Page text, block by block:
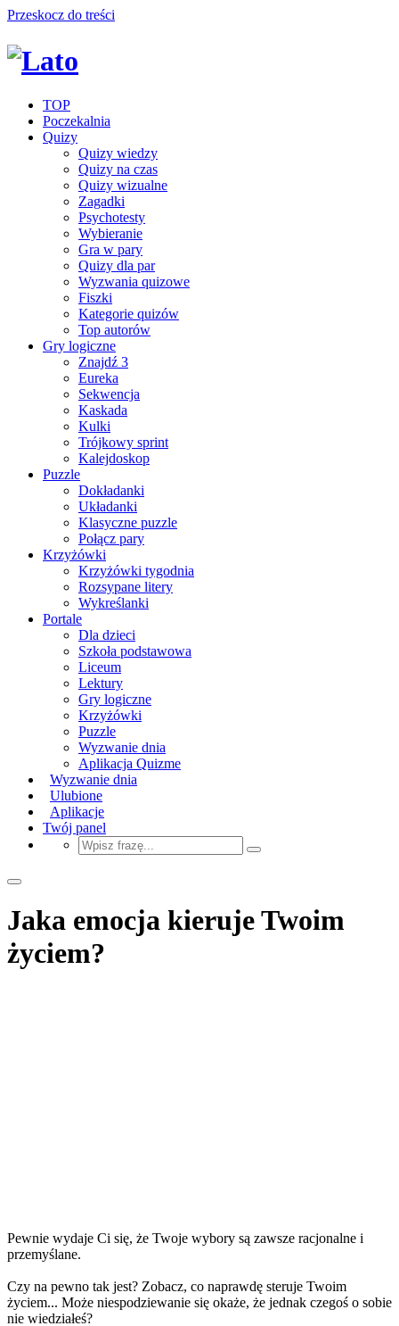
Przeskocz do treści
TOP
Poczekalnia
Quizy
Quizy wiedzy
Quizy na czas
Quizy wizualne
Zagadki
Psychotesty
Wybieranie
Gra w pary
Quizy dla par
Wyzwania quizowe
Fiszki
Kategorie quizów
Top autorów
Gry logiczne
Znajdź 3
Eureka
Sekwencja
Kaskada
Kulki
Trójkowy sprint
Kalejdoskop
Puzzle
Dokładanki
Układanki
Klasyczne puzzle
Połącz pary
Krzyżówki
Krzyżówki tygodnia
Rozsypane litery
Wykreślanki
Portale
Dla dzieci
Szkoła podstawowa
Liceum
Lektury
Gry logiczne
Krzyżówki
Puzzle
Wyzwanie dnia
Aplikacja Quizme
Wyzwanie dnia
Ulubione
Aplikacje
Twój panel
Jaka emocja kieruje Twoim
życiem?
Pewnie wydaje Ci się, że Twoje wybory są zawsze racjonalne i
przemyślane.
Czy na pewno tak jest? Zobacz, co naprawdę steruje Twoim
życiem... Może niespodziewanie się okaże, że jednak czegoś o sobie
nie wiedziałeś?